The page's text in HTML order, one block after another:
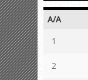
Α/Α
1
2